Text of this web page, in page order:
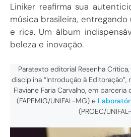
Liniker reafirma sua
música brasileira,
e rica. Um álbum
beleza e inovação.
Paratexto editorial Resenha
disciplina “Introdução à
Flaviane Faria Carvalho, em
(FAPEMIG/UNIFAL-MG) e
(PROEC/